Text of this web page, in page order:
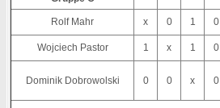
Rolf Mahr x 0 1 0
Wojciech Pastor 1 x 1 0
Dominik Dobrowolski 0 0 x 0